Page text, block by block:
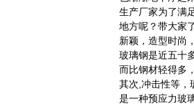
生产厂家为了满
地方呢？带大家
新颖，造型时尚
玻璃钢是近五十
而比钢材轻得多
其次,冲击性等，
是一种预应力玻